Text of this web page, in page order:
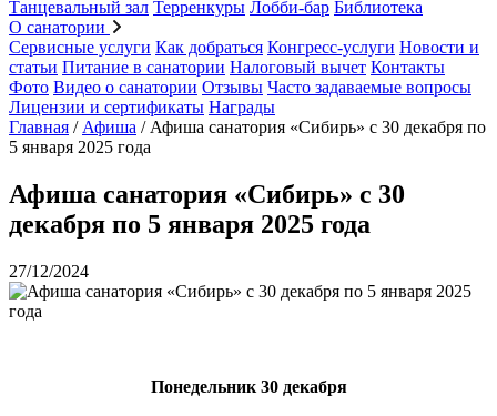
Танцевальный зал Терренкуры Лобби-бар Библиотека
О санатории
Сервисные услуги Как добраться Конгресс-услуги Новости и
статьи Питание в санатории Налоговый вычет Контакты
Фото Видео о санатории Отзывы Часто задаваемые вопросы
Лицензии и сертификаты Награды
Главная / Афиша / Афиша санатория «Сибирь» с 30 декабря по
5 января 2025 года
Афиша санатория «Сибирь» с 30
декабря по 5 января 2025 года
27/12/2024
Понедельник 30 декабря